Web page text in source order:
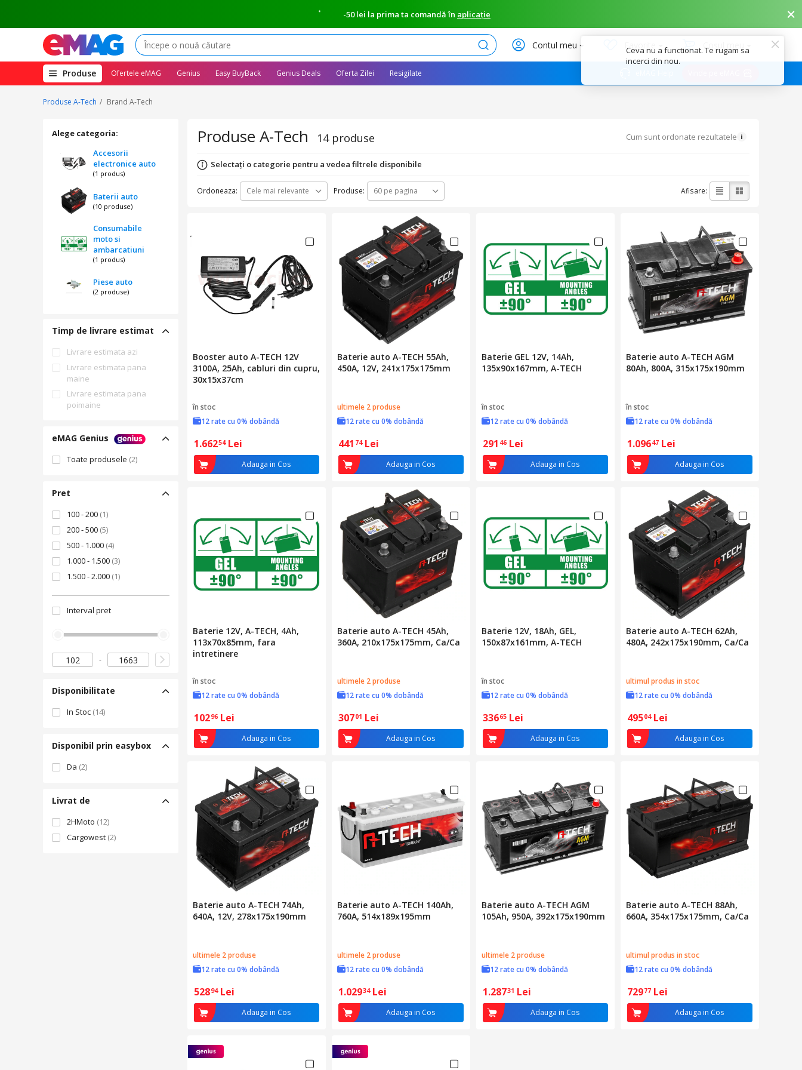
Ceva nu a functionat. Te rugam sa
incerci din nou.
-50 lei la prima ta comandă în aplicație
Caută Contul meu Favorite Coșul meu
Produse(deschide
megameniul)
Ofertele eMAG Genius Easy BuyBack Genius Deals Oferta Zilei Resigilate
Produse A-Tech Brand A-Tech
Alege categoria:
Accesorii
electronice auto
(1 produs)
Baterii auto
(10 produse)
Consumabile
moto si
ambarcatiuni
(1 produs)
Piese auto
(2 produse)
Timp de livrare estimat
Livrare estimata azi
Livrare estimata pana
maine
Livrare estimata pana
poimaine
eMAG Genius
Toate produsele (2)
Pret
100 - 200 (1)
200 - 500 (5)
500 - 1.000 (4)
1.000 - 1.500 (3)
1.500 - 2.000 (1)
Interval pret
Disponibilitate
In Stoc (14)
Disponibil prin easybox
Da (2)
Livrat de
2HMoto (12)
Cargowest (2)
Produse A-Tech 14 produse Cum sunt ordonate rezultatele
Selectați o categorie pentru a vedea filtrele disponibile
Ordoneaza: Cele mai relevante Produse: 60 pe pagina Afisare:
Booster auto A-TECH 12V
3100A, 25Ah, cabluri din cupru,
30x15x37cm
în stoc
12 rate cu 0% dobândă
1.66254 Lei
Adauga in Cos
Baterie auto A-TECH 55Ah,
450A, 12V, 241x175x175mm
ultimele 2 produse
12 rate cu 0% dobândă
441 74 Lei
Adauga in Cos
Baterie GEL 12V, 14Ah,
135x90x167mm, A-TECH
în stoc
12 rate cu 0% dobândă
291 46 Lei
Adauga in Cos
Baterie auto A-TECH AGM
80Ah, 800A, 315x175x190mm
în stoc
12 rate cu 0% dobândă
1.09647 Lei
Adauga in Cos
Baterie 12V, A-TECH, 4Ah,
113x70x85mm, fara
intretinere
în stoc
12 rate cu 0% dobândă
10296 Lei
Adauga in Cos
Baterie auto A-TECH 45Ah,
360A, 210x175x175mm, Ca/Ca
ultimele 2 produse
12 rate cu 0% dobândă
30701 Lei
Adauga in Cos
Baterie 12V, 18Ah, GEL,
150x87x161mm, A-TECH
în stoc
12 rate cu 0% dobândă
33665 Lei
Adauga in Cos
Baterie auto A-TECH 62Ah,
480A, 242x175x190mm, Ca/Ca
ultimul produs in stoc
12 rate cu 0% dobândă
49504 Lei
Adauga in Cos
Baterie auto A-TECH 74Ah,
640A, 12V, 278x175x190mm
ultimele 2 produse
12 rate cu 0% dobândă
52894 Lei
Adauga in Cos
Baterie auto A-TECH 140Ah,
760A, 514x189x195mm
ultimele 2 produse
12 rate cu 0% dobândă
1.02934 Lei
Adauga in Cos
Baterie auto A-TECH AGM
105Ah, 950A, 392x175x190mm
ultimele 2 produse
12 rate cu 0% dobândă
1.28731 Lei
Adauga in Cos
Baterie auto A-TECH 88Ah,
660A, 354x175x175mm, Ca/Ca
ultimul produs in stoc
12 rate cu 0% dobândă
72977 Lei
Adauga in Cos